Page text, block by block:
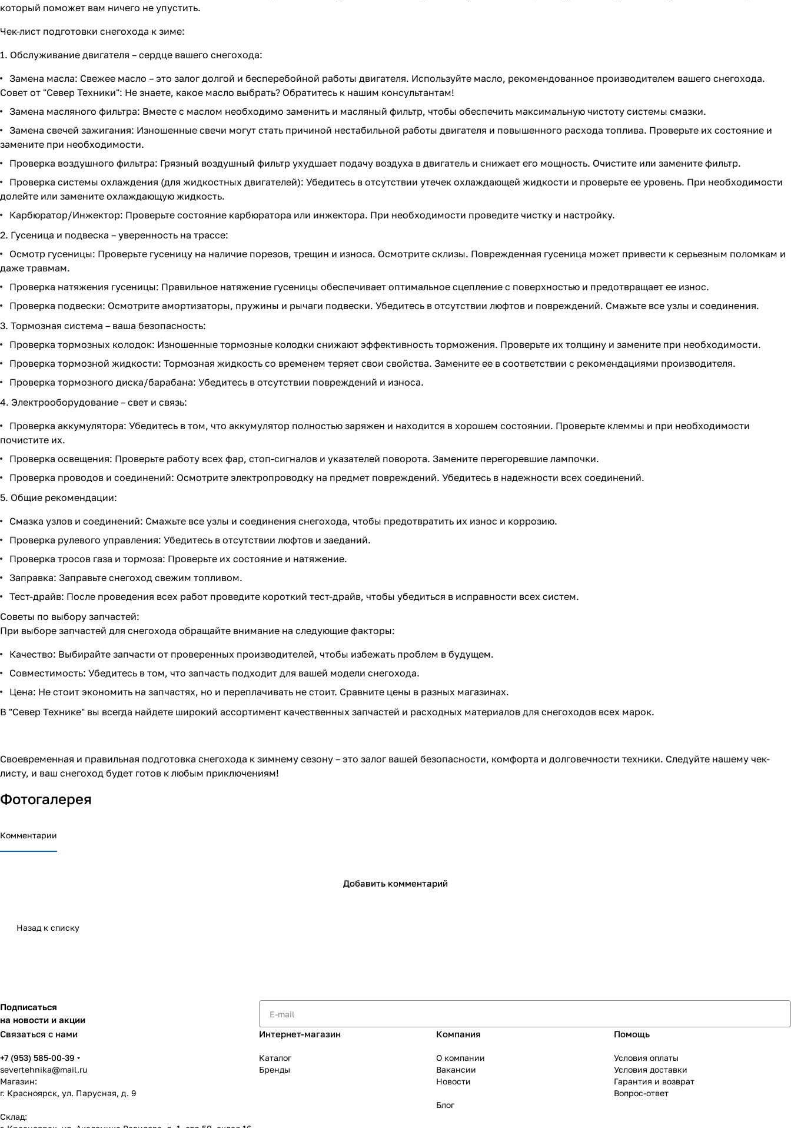
который поможет вам ничего не упустить.
Чек-лист подготовки снегохода к зиме:
1. Обслуживание двигателя – сердце вашего снегохода:
Замена масла: Свежее масло – это залог долгой и бесперебойной работы двигателя. Используйте масло, рекомендованное производителем вашего снегохода.
Совет от "Север Техники": Не знаете, какое масло выбрать? Обратитесь к нашим консультантам!
Замена масляного фильтра: Вместе с маслом необходимо заменить и масляный фильтр, чтобы обеспечить максимальную чистоту системы смазки.
Замена свечей зажигания: Изношенные свечи могут стать причиной нестабильной работы двигателя и повышенного расхода топлива. Проверьте их состояние и
замените при необходимости.
Проверка воздушного фильтра: Грязный воздушный фильтр ухудшает подачу воздуха в двигатель и снижает его мощность. Очистите или замените фильтр.
Проверка системы охлаждения (для жидкостных двигателей): Убедитесь в отсутствии утечек охлаждающей жидкости и проверьте ее уровень. При необходимости
долейте или замените охлаждающую жидкость.
Карбюратор/Инжектор: Проверьте состояние карбюратора или инжектора. При необходимости проведите чистку и настройку.
2. Гусеница и подвеска – уверенность на трассе:
Осмотр гусеницы: Проверьте гусеницу на наличие порезов, трещин и износа. Осмотрите склизы. Поврежденная гусеница может привести к серьезным поломкам и
даже травмам.
Проверка натяжения гусеницы: Правильное натяжение гусеницы обеспечивает оптимальное сцепление с поверхностью и предотвращает ее износ.
Проверка подвески: Осмотрите амортизаторы, пружины и рычаги подвески. Убедитесь в отсутствии люфтов и повреждений. Смажьте все узлы и соединения.
3. Тормозная система – ваша безопасность:
Проверка тормозных колодок: Изношенные тормозные колодки снижают эффективность торможения. Проверьте их толщину и замените при необходимости.
Проверка тормозной жидкости: Тормозная жидкость со временем теряет свои свойства. Замените ее в соответствии с рекомендациями производителя.
Проверка тормозного диска/барабана: Убедитесь в отсутствии повреждений и износа.
4. Электрооборудование – свет и связь:
Проверка аккумулятора: Убедитесь в том, что аккумулятор полностью заряжен и находится в хорошем состоянии. Проверьте клеммы и при необходимости
почистите их.
Проверка освещения: Проверьте работу всех фар, стоп-сигналов и указателей поворота. Замените перегоревшие лампочки.
Проверка проводов и соединений: Осмотрите электропроводку на предмет повреждений. Убедитесь в надежности всех соединений.
5. Общие рекомендации:
Смазка узлов и соединений: Смажьте все узлы и соединения снегохода, чтобы предотвратить их износ и коррозию.
Проверка рулевого управления: Убедитесь в отсутствии люфтов и заеданий.
Проверка тросов газа и тормоза: Проверьте их состояние и натяжение.
Заправка: Заправьте снегоход свежим топливом.
Тест-драйв: После проведения всех работ проведите короткий тест-драйв, чтобы убедиться в исправности всех систем.
Советы по выбору запчастей:
При выборе запчастей для снегохода обращайте внимание на следующие факторы:
Качество: Выбирайте запчасти от проверенных производителей, чтобы избежать проблем в будущем.
Совместимость: Убедитесь в том, что запчасть подходит для вашей модели снегохода.
Цена: Не стоит экономить на запчастях, но и переплачивать не стоит. Сравните цены в разных магазинах.
В "Север Технике" вы всегда найдете широкий ассортимент качественных запчастей и расходных материалов для снегоходов всех марок.
Своевременная и правильная подготовка снегохода к зимнему сезону – это залог вашей безопасности, комфорта и долговечности техники. Следуйте нашему чек-
листу, и ваш снегоход будет готов к любым приключениям!
Фотогалерея
Комментарии
Добавить комментарий
Назад к списку
Подписаться
на новости и акции
Связаться с нами
+7 (953) 585-00-39
severtehnika@mail.ru
Магазин:
г. Красноярск, ул. Парусная, д. 9
Склад:
Интернет-магазин
Каталог
Бренды
Компания
О компании
Вакансии
Новости
Блог
Помощь
Условия оплаты
Условия доставки
Гарантия и возврат
Вопрос-ответ